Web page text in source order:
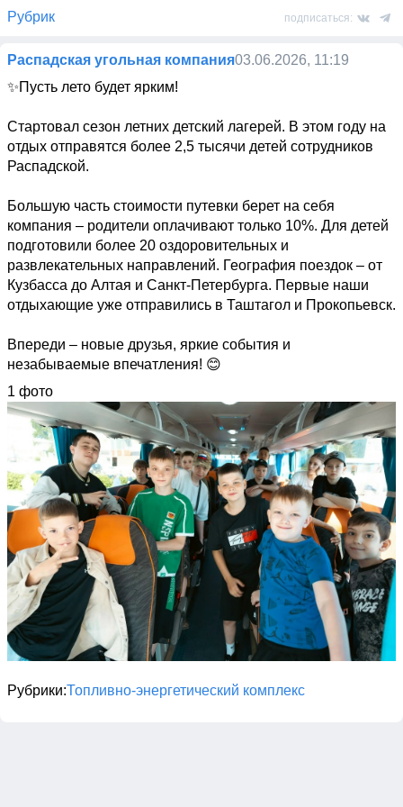
Рубрик подписаться:
Распадская угольная компания03.06.2026, 11:19
✨Пусть лето будет ярким!
Стартовал сезон летних детский лагерей. В этом году на
отдых отправятся более 2,5 тысячи детей сотрудников
Распадской.
Большую часть стоимости путевки берет на себя
компания – родители оплачивают только 10%. Для детей
подготовили более 20 оздоровительных и
развлекательных направлений. География поездок – от
Кузбасса до Алтая и Санкт-Петербурга. Первые наши
отдыхающие уже отправились в Таштагол и Прокопьевск.
Впереди – новые друзья, яркие события и
незабываемые впечатления! 😊
1 фото
Рубрики Топливно-энергетический комплекс